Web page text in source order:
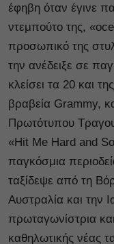
έφηβη όταν έγινε
ντεμπούτο της,
προσωπικό της
την ανέδειξε σε
κλείσει τα 20 και
βραβεία Grammy,
Πρωτότυπου
«Hit Me Hard and
παγκόσμια
ταξίδεψε από τη
Αυστραλία και την
πρωταγωνίστρια
καθηλωτικής νέας